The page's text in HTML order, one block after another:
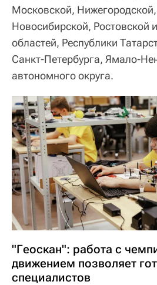
Московской,
Новосибирской, Ростовской
областей, Республики
Санкт-Петербурга, Ямало-
автономного округа.
"Геоскан": работа с
движением позволяет
специалистов